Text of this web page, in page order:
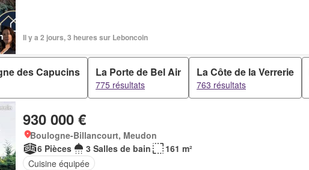
Il y a 2 jours, 3 heures sur Leboncoin
des Capucins La Porte de Bel Air
775 résultats
La Côte de la Verrerie
763 résultats
930 000 €
Boulogne-Billancourt, Meudon
6 Pièces
3 Salles de bain
161 m²
Cuisine équipée